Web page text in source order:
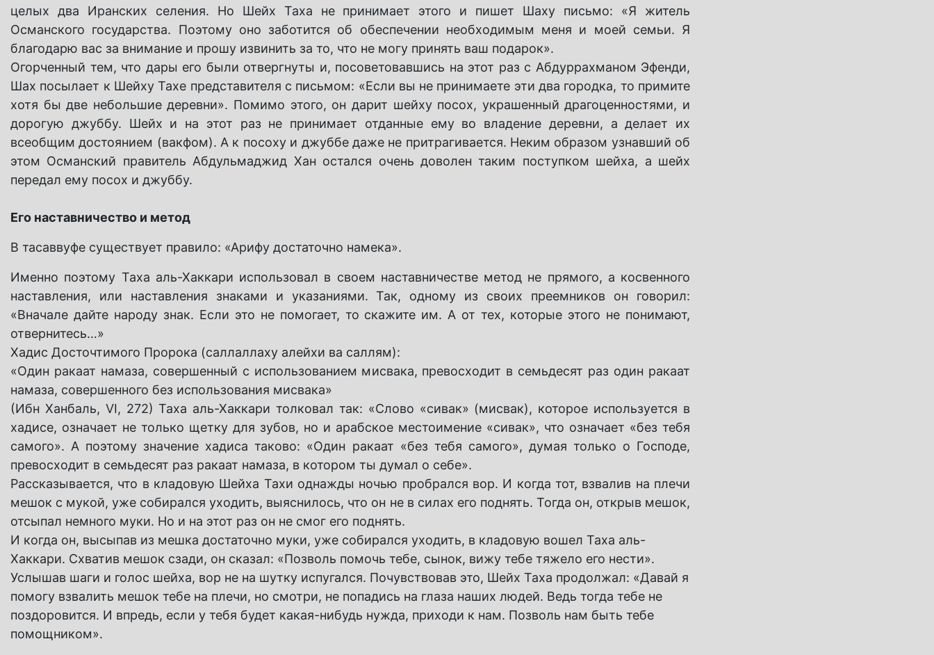
целых два Иранских селения. Но Шейх Таха не принимает этого и пишет Шаху письмо: «Я житель
Османского государства. Поэтому оно заботится об обеспечении необходимым меня и моей семьи. Я
благодарю вас за внимание и прошу извинить за то, что не могу принять ваш подарок».
Огорченный тем, что дары его были отвергнуты и, посоветовавшись на этот раз с Абдуррахманом Эфенди,
Шах посылает к Шейху Тахе представителя с письмом: «Если вы не принимаете эти два городка, то примите
хотя бы две небольшие деревни». Помимо этого, он дарит шейху посох, украшенный драгоценностями, и
дорогую джуббу. Шейх и на этот раз не принимает отданные ему во владение деревни, а делает их
всеобщим достоянием (вакфом). А к посоху и джуббе даже не притрагивается. Неким образом узнавший об
этом Османский правитель Абдульмаджид Хан остался очень доволен таким поступком шейха, а шейх
передал ему посох и джуббу.
Его наставничество и метод
В тасаввуфе существует правило: «Арифу достаточно намека».
Именно поэтому Таха аль-Хаккари использовал в своем наставничестве метод не прямого, а косвенного
наставления, или наставления знаками и указаниями. Так, одному из своих преемников он говорил:
«Вначале дайте народу знак. Если это не помогает, то скажите им. А от тех, которые этого не понимают,
отвернитесь…»
Хадис Досточтимого Пророка (саллаллаху алейхи ва саллям):
«Один ракаат намаза, совершенный с использованием мисвака, превосходит в семьдесят раз один ракаат
намаза, совершенного без использования мисвака»
(Ибн Ханбаль, VI, 272) Таха аль-Хаккари толковал так: «Слово «сивак» (мисвак), которое используется в
хадисе, означает не только щетку для зубов, но и арабское местоимение «сивак», что означает «без тебя
самого». А поэтому значение хадиса таково: «Один ракаат «без тебя самого», думая только о Господе,
превосходит в семьдесят раз ракаат намаза, в котором ты думал о себе».
Рассказывается, что в кладовую Шейха Тахи однажды ночью пробрался вор. И когда тот, взвалив на плечи
мешок с мукой, уже собирался уходить, выяснилось, что он не в силах его поднять. Тогда он, открыв мешок,
отсыпал немного муки. Но и на этот раз он не смог его поднять.
И когда он, высыпав из мешка достаточно муки, уже собирался уходить, в кладовую вошел Таха аль-
Хаккари. Схватив мешок сзади, он сказал: «Позволь помочь тебе, сынок, вижу тебе тяжело его нести».
Услышав шаги и голос шейха, вор не на шутку испугался. Почувствовав это, Шейх Таха продолжал: «Давай я
помогу взвалить мешок тебе на плечи, но смотри, не попадись на глаза наших людей. Ведь тогда тебе не
поздоровится. И впредь, если у тебя будет какая-нибудь нужда, приходи к нам. Позволь нам быть тебе
помощником».